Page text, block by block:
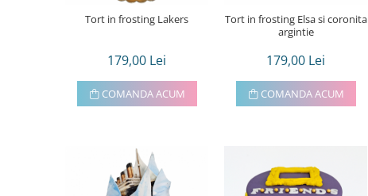
Tort in frosting Lakers
179,00 Lei
COMANDA ACUM
Tort in frosting Elsa si coronita
argintie
179,00 Lei
COMANDA ACUM